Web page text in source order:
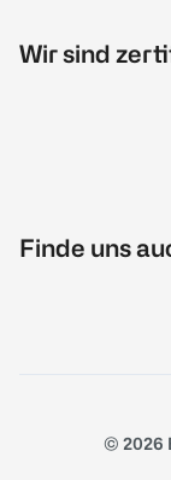
Wir sind
Finde uns
© 2026